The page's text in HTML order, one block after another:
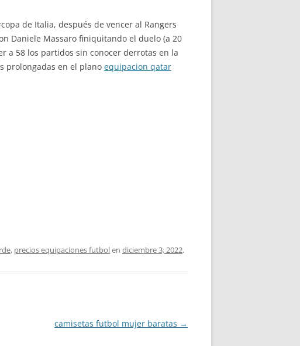
de Italia, después de vencer al Rangers
Daniele Massaro finiquitando el duelo (a 20
a 58 los partidos sin conocer derrotas en la
prolongadas en el plano equipacion qatar
, precios equipaciones futbolen diciembre 3, 2022.
camisetas futbol mujer baratas →